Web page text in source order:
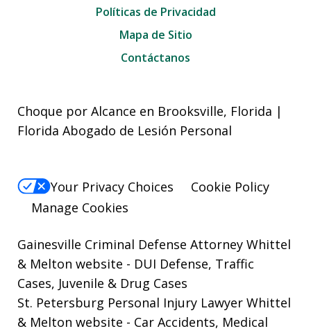
Políticas de Privacidad
Mapa de Sitio
Contáctanos
Choque por Alcance en Brooksville, Florida |
Florida Abogado de Lesión Personal
Your Privacy Choices
Cookie Policy
Manage Cookies
Gainesville Criminal Defense Attorney Whittel
& Melton website - DUI Defense, Traffic
Cases, Juvenile & Drug Cases
St. Petersburg Personal Injury Lawyer Whittel
& Melton website - Car Accidents, Medical